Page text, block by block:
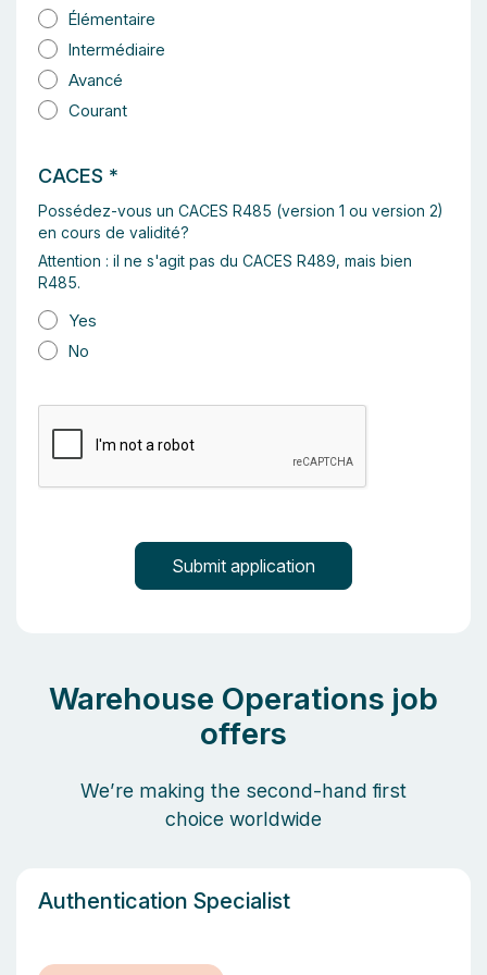
Élémentaire
Intermédiaire
Avancé
Courant
CACES *
Possédez-vous un CACES R485 (version 1 ou version 2)
en cours de validité?
Attention : il ne s'agit pas du CACES R489, mais bien
R485.
Yes
No
Warehouse Operations job
offers
We’re making the second-hand first
choice worldwide
Authentication Specialist